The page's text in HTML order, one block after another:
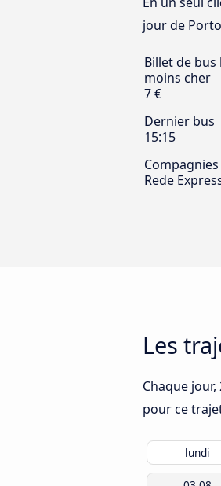
jour de
Billet de bus
moins cher
7 €
Dernier bus
15:15
Rede
Les
Chaque
pour ce
lundi